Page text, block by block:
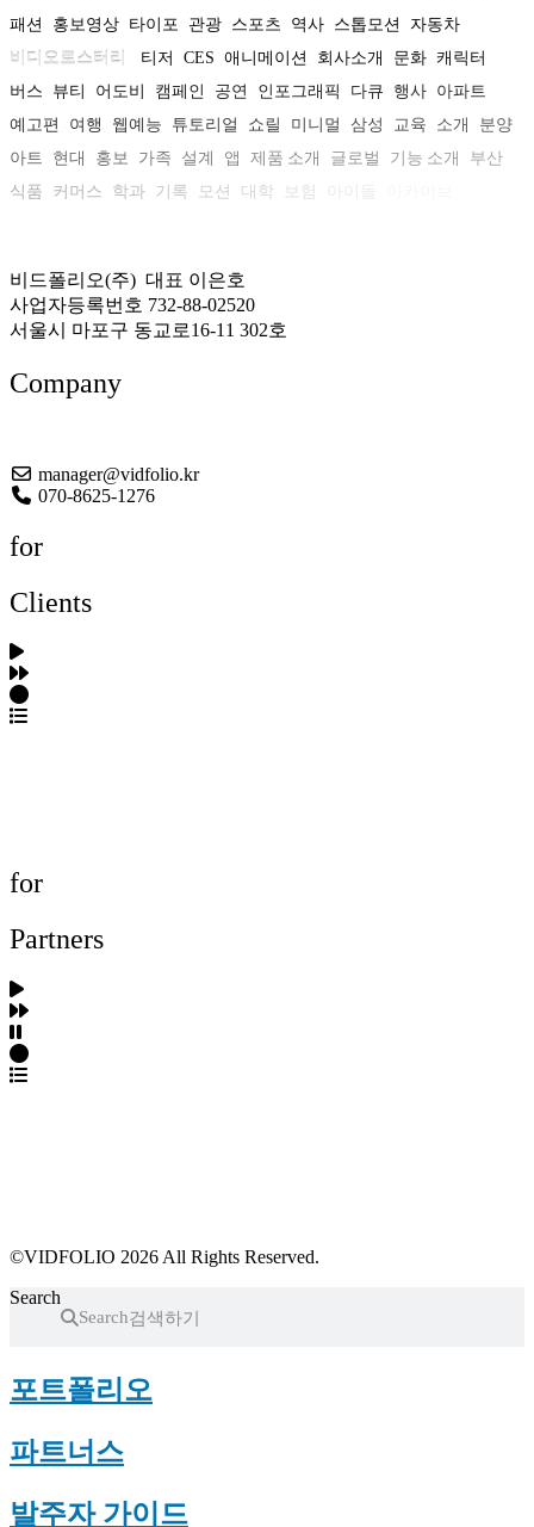
패션
홍보영상 타이포 관광 스포츠 역사 스톱모션
자동차
비디오로스터리
티저 CES 애니메이션 회사소개 문화 캐릭터
버스
뷰티 어도비 캠페인 공연 인포그래픽 다큐 행사 아파트
예고편
여행 웹예능 튜토리얼 쇼릴 미니멀 삼성 교육 소개
분양
아트
현대 홍보 가족 설계 앱 제품 소개 글로벌 기능 소개
부산
식품
커머스 학과 기록 모션 대학 보험
비드폴리오(주) 대표 이은호
사업자등록번호 732-88-02520
서울시 마포구 동교로16-11 302호
Company
manager@vidfolio.kr
070-8625-1276
for
Clients
for
Partners
©VIDFOLIO 2026 All Rights Reserved.
Search
Search
포트폴리오
파트너스
발주자 가이드